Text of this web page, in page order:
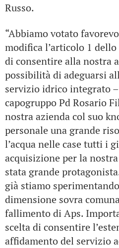
Russo.
“Abbiamo votato
modifica l’articolo 1
di consentire alla nostra
possibilità di adeguarsi
servizio idrico integrato
capogruppo Pd Rosario
nostra azienda col suo
personale una grande
l’acqua nelle case tutti i
acquisizione per la
stata grande
già stiamo
dimensione sovra
fallimento di Aps.
scelta di consentire
affidamento del servizio